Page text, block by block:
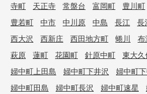
寺町
天正寺 常盤台 富岡町 豊川町
豊若町
中市 中川原 中島 長江 長
西大沢
西新庄 西田地方町 蜷川 布
萩原
蓮町 花園町 針原中町 東大久
婦中町上田島
婦中町下井沢 婦中町
婦中町田島
婦中町長沢 婦中町速星